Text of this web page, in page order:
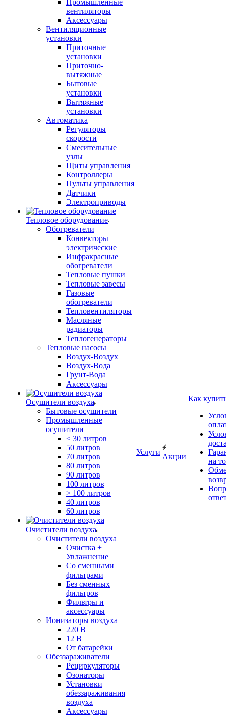
Промышленные
вентиляторы
Аксессуары
Вентиляционные
установки
Приточные
установки
Приточно-
вытяжные
Бытовые
установки
Вытяжные
установки
Автоматика
Регуляторы
скорости
Смесительные
узлы
Щиты управления
Контроллеры
Пульты управления
Датчики
Электроприводы
Тепловое оборудование
Обогреватели
Конвекторы
электрические
Инфракрасные
обогреватели
Тепловые пушки
Тепловые завесы
Газовые
обогреватели
Тепловентиляторы
Масляные
радиаторы
Теплогенераторы
Тепловые насосы
Воздух-Воздух
Воздух-Вода
Грунт-Вода
Аксессуары
Осушители воздуха
Бытовые осушители
Промышленные
осушители
< 30 литров
50 литров
70 литров
80 литров
90 литров
100 литров
> 100 литров
40 литров
60 литров
Очистители воздуха
Очистители воздуха
Очистка +
Увлажнение
Cо сменными
фильтрами
Без сменных
фильтров
Фильтры и
аксессуары
Ионизаторы воздуха
220 В
12 В
От батарейки
Обеззараживатели
Рециркуляторы
Озонаторы
Установки
обеззараживания
воздуха
Аксессуары
Услуги
Акции
Как
на